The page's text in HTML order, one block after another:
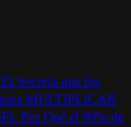
Secreto que los
MULTIPLICAR
Por Qué el 90% de